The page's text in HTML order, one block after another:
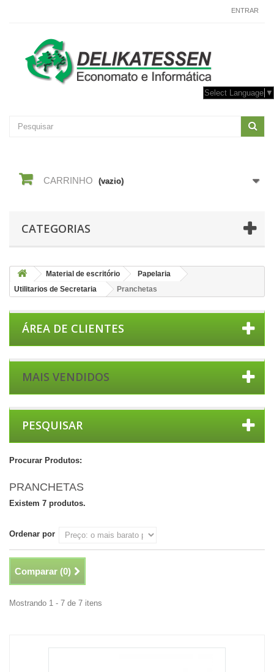
ENTRAR
Select Language ▼
CARRINHO (vazio)
CATEGORIAS
Material de escritório
Papelaria
Utilitarios de Secretaria
Pranchetas
ÁREA DE CLIENTES
MAIS VENDIDOS
PESQUISAR
Procurar Produtos:
PRANCHETAS
Existem 7 produtos.
Ordenar por
Comparar (0)
Mostrando 1 - 7 de 7 itens